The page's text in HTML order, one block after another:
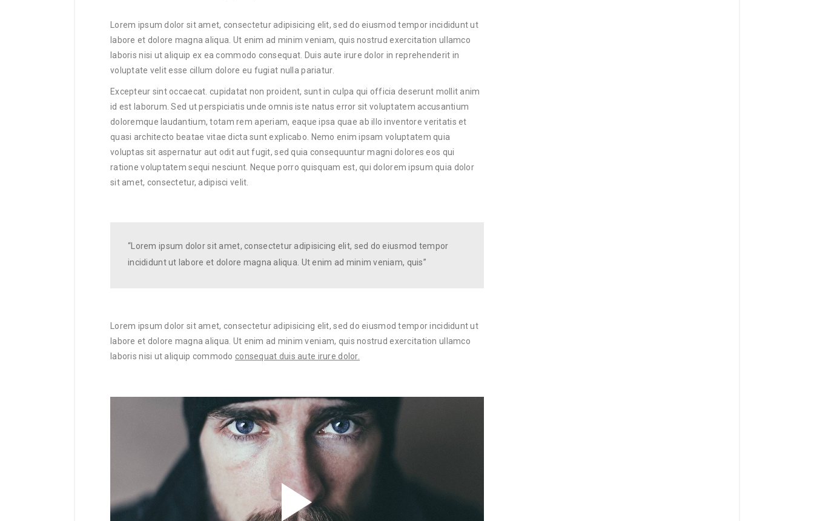
Lorem ipsum dolor sit amet, consectetur adipisicing elit, sed do eiusmod tempor incididunt ut
labore et dolore magna aliqua. Ut enim ad minim veniam, quis nostrud exercitation ullamco
laboris nisi ut aliquip ex ea commodo consequat. Duis aute irure dolor in reprehenderit in
voluptate velit esse cillum dolore eu fugiat nulla pariatur.
Excepteur sint occaecat. cupidatat non proident, sunt in culpa qui officia deserunt mollit anim
id est laborum. Sed ut perspiciatis unde omnis iste natus error sit voluptatem accusantium
doloremque laudantium, totam rem aperiam, eaque ipsa quae ab illo inventore veritatis et
quasi architecto beatae vitae dicta sunt explicabo. Nemo enim ipsam voluptatem quia
voluptas sit aspernatur aut odit aut fugit, sed quia consequuntur magni dolores eos qui
ratione voluptatem sequi nesciunt. Neque porro quisquam est, qui dolorem ipsum quia dolor
sit amet, consectetur, adipisci velit.
“Lorem ipsum dolor sit amet, consectetur adipisicing elit, sed do eiusmod tempor
incididunt ut labore et dolore magna aliqua. Ut enim ad minim veniam, quis”
Lorem ipsum dolor sit amet, consectetur adipisicing elit, sed do eiusmod tempor incididunt ut
labore et dolore magna aliqua. Ut enim ad minim veniam, quis nostrud exercitation ullamco
laboris nisi ut aliquip commodo consequat duis aute irure dolor.